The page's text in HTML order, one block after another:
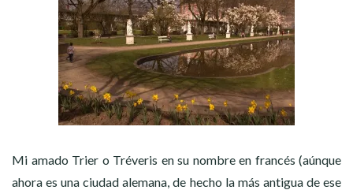
Mi amado Trier o Tréveris en su nombre en francés (aúnque
ahora es una ciudad alemana, de hecho la más antigua de ese